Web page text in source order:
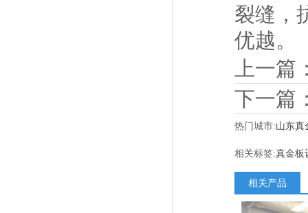
裂缝，
优越。
上一篇
下一篇
热门城市:山东真
相关标签:真金板
相关产品